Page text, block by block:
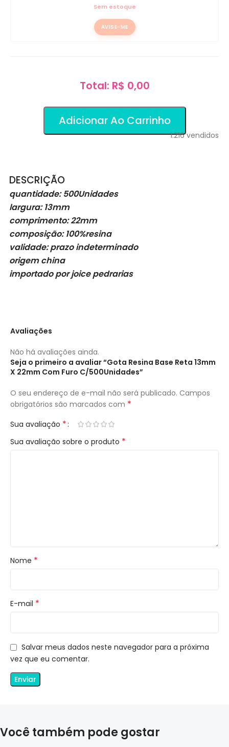
Sem estoque
AVISE-ME
Total: R$ 0,00
Adicionar Ao Carrinho
1.216vendidos
DESCRIÇÃO
quantidade: 500Unidades
largura: 13mm
comprimento: 22mm
composição: 100%resina
validade: prazo indeterminado
origem china
importado por joice pedrarias
Avaliações
Não há avaliações ainda.
Seja o primeiro a avaliar “Gota Resina Base Reta 13mm
X 22mm Com Furo C/500Unidades”
O seu endereço de e-mail não será publicado. Campos
obrigatórios são marcados com *
Sua avaliação *
Sua avaliação sobre o produto *
Nome *
E-mail *
Salvar meus dados neste navegador para a próxima
vez que eu comentar.
Você também pode gostar